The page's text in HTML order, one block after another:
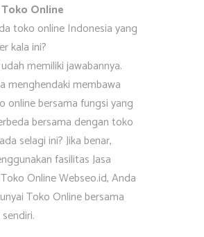
Online
toko online Indonesia yang
kala ini?
memiliki jawabannya.
menghendaki membawa
online bersama fungsi yang
bersama dengan toko
selagi ini? Jika benar,
fasilitas Jasa
Online Webseo.id, Anda
Toko Online bersama